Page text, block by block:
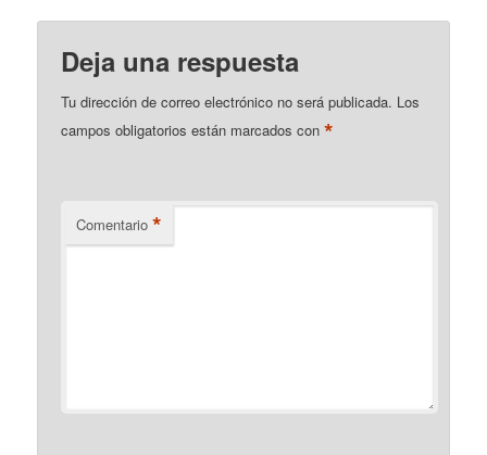
Deja una respuesta
Tu dirección de correo electrónico no será publicada. Los
campos obligatorios están marcados con*
Comentario *